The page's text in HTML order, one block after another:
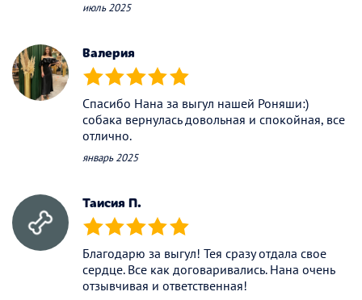
июль 2025
Валерия
(*) (*) (*) (*) (*)
Спасибо Нана за выгул нашей Роняши:)
собака вернулась довольная и спокойная, все
отлично.
январь 2025
Таисия П.
(*) (*) (*) (*) (*)
Благодарю за выгул! Тея сразу отдала свое
сердце. Все как договаривались. Нана очень
отзывчивая и ответственная!